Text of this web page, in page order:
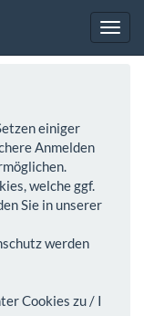
einiger
Anmelden
welche ggf.
Sie in unserer
werden
Cookies zu / I